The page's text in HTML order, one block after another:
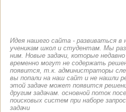
Идея нашего сайта - развиваться в
ученикам школ и студентам. Мы
ним. Новые задачи, которые
временно могут не содержать
появится, т.к. администраторы
вы попали на наш сайт и не нашли
этой задаче может появится
другим задачам. основной поток
поисковых систем при наборе
задачи